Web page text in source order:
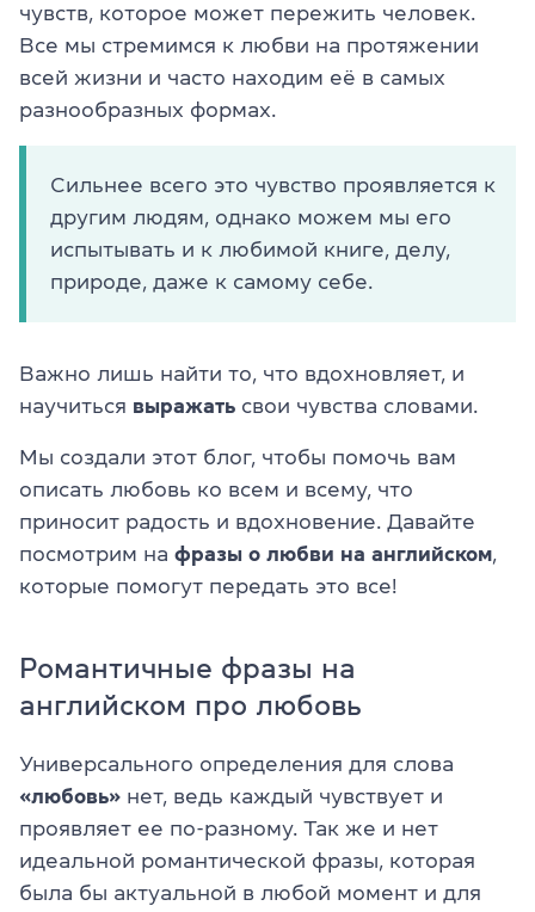
(098) 580 11 00
г. Киев, метро Золотые Ворота, ул. Ярославов Вал, 13/2-б,
чувств, которое может пережить человек.
Все мы стремимся к любви на протяжении
всей жизни и часто находим её в самых
разнообразных формах.
Сильнее всего это чувство проявляется к
другим людям, однако можем мы его
испытывать и к любимой книге, делу,
природе, даже к самому себе.
Важно лишь найти то, что вдохновляет, и
научиться выражать свои чувства словами.
Мы создали этот блог, чтобы помочь вам
описать любовь ко всем и всему, что
приносит радость и вдохновение. Давайте
посмотрим на фразы о любви на английском
которые помогут передать это все!
Романтичные фразы на
английском про любовь
Универсального определения для слова
«любовь» нет, ведь каждый чувствует и
проявляет ее по-разному. Так же и нет
идеальной романтической фразы, которая
была бы актуальной в любой момент и для